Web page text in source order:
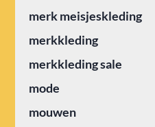
merk meisjeskleding
merkkleding
merkkleding sale
mode
mouwen